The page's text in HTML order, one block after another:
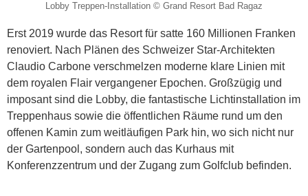
Lobby Treppen-Installation © Grand Resort Bad Ragaz
Erst 2019 wurde das Resort für satte 160 Millionen Franken
renoviert. Nach Plänen des Schweizer Star-Architekten
Claudio Carbone verschmelzen moderne klare Linien mit
dem royalen Flair vergangener Epochen. Großzügig und
imposant sind die Lobby, die fantastische Lichtinstallation im
Treppenhaus sowie die öffentlichen Räume rund um den
offenen Kamin zum weitläufigen Park hin, wo sich nicht nur
der Gartenpool, sondern auch das Kurhaus mit
Konferenzzentrum und der Zugang zum Golfclub befinden.